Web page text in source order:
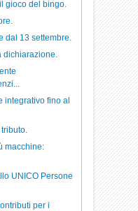
gioco del bingo.
dal 13 settembre.
dichiarazione.
integrativo fino al
macchine:
UNICO Persone
per i